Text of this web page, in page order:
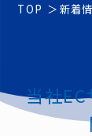
TOP 新着
当社EC